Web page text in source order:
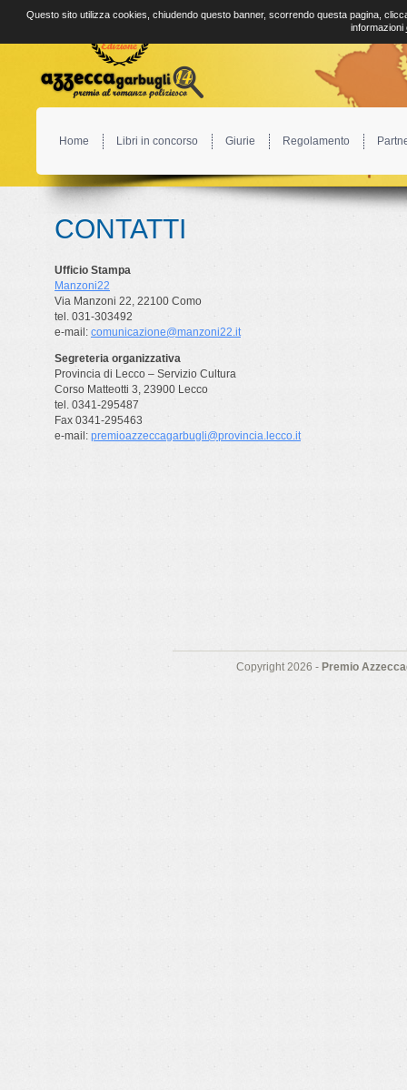
Home Libri in concorso Giurie Regolamento
CONTATTI
Ufficio Stampa
Manzoni22
Via Manzoni 22, 22100 Como
tel. 031-303492
e-mail: comunicazione@manzoni22.it
Segreteria organizzativa
Provincia di Lecco – Servizio Cultura
Corso Matteotti 3, 23900 Lecco
tel. 0341-295487
Fax 0341-295463
e-mail: premioazzeccagarbugli@provincia.lecco.it
Copyright 2026 - Premio
Questo sito utilizza cookies, chiudendo questo banner, scorrendo questa pagina,
informazioni